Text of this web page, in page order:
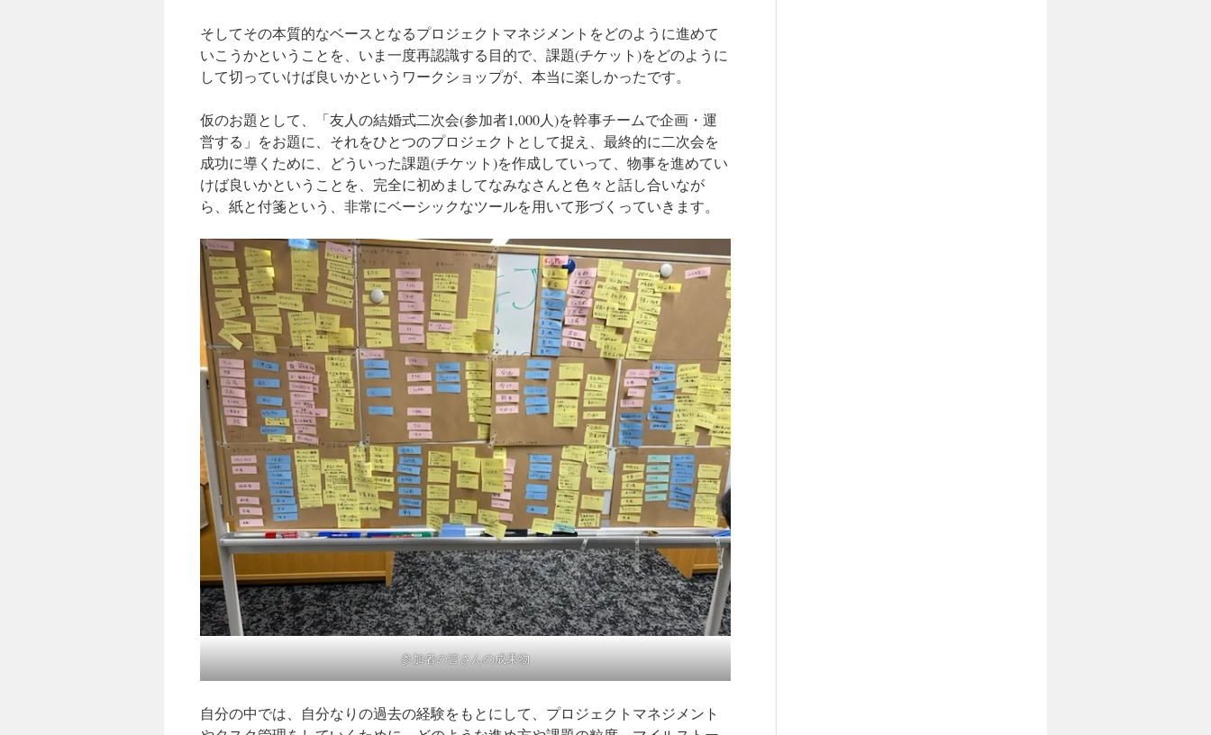
そしてその本質的なベースとなるプロジェクトマネジメントをどのように進めて
いこうかということを、いま一度再認識する目的で、課題(チケット)をどのように
して切っていけば良いかというワークショップが、本当に楽しかったです。
仮のお題として、「友人の結婚式二次会(参加者1,000人)を幹事チームで企画・運
営する」をお題に、それをひとつのプロジェクトとして捉え、最終的に二次会を
成功に導くために、どういった課題(チケット)を作成していって、物事を進めてい
けば良いかということを、完全に初めましてなみなさんと色々と話し合いなが
ら、紙と付箋という、非常にベーシックなツールを用いて形づくっていきます。
参加者の皆さんの成果物
自分の中では、自分なりの過去の経験をもとにして、プロジェクトマネジメント